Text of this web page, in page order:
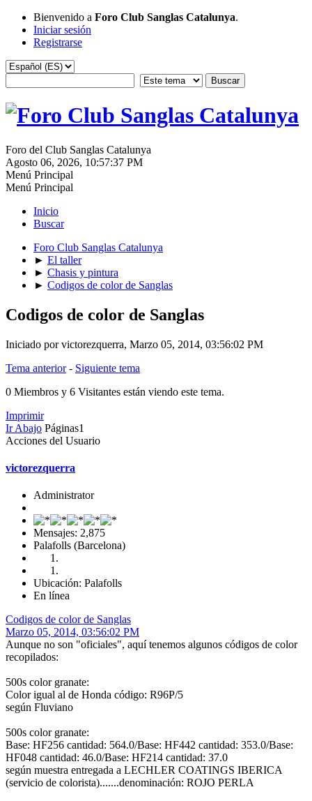
Bienvenido a Foro Club Sanglas Catalunya.
Iniciar sesión
Registrarse
Foro del Club Sanglas Catalunya
Agosto 06, 2026, 10:57:37 PM
Menú Principal
Menú Principal
Inicio
Buscar
Foro Club Sanglas Catalunya
► El taller
► Chasis y pintura
► Codigos de color de Sanglas
Codigos de color de Sanglas
Iniciado por victorezquerra, Marzo 05, 2014, 03:56:02 PM
Tema anterior- Siguiente tema
0 Miembros y 6 Visitantes están viendo este tema.
Imprimir
Ir Abajo Páginas1
Acciones del Usuario
victorezquerra
Administrator
Mensajes: 2,875
Palafolls (Barcelona)
Ubicación: Palafolls
En línea
Codigos de color de Sanglas
Marzo 05, 2014, 03:56:02 PM
Aunque no son "oficiales", aquí tenemos algunos códigos de color
recopilados:
500s color granate:
Color igual al de Honda código: R96P/5
según Fluviano
500s color granate:
Base: HF256 cantidad: 564.0/Base: HF442 cantidad: 353.0/Base:
HF048 cantidad: 46.0/Base: HF214 cantidad: 37.0
según muestra entregada a LECHLER COATINGS IBERICA
(servicio de colorista).......denominación: ROJO PERLA